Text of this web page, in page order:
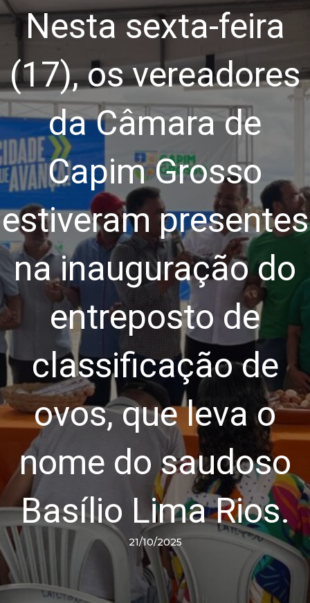
Nesta sexta-feira
(17), os vereadores
da Câmara de
Capim Grosso
estiveram presentes
na inauguração do
entreposto de
classificação de
ovos, que leva o
nome do saudoso
Basílio Lima Rios.
21/10/2025